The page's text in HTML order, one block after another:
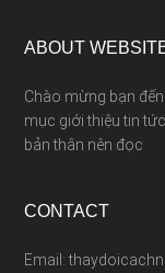
ABOUT
Chào mừng bạn
mục giới thiệu tin tức
bản thân nên đọc
CONTACT
Email: